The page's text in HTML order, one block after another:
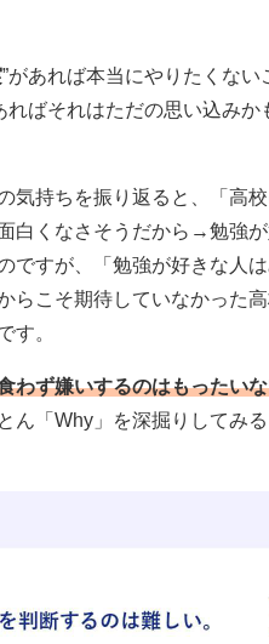
”があれば本当にやりたくない
ればそれはただの思い込みか
気持ちを振り返ると、「高
白くなさそうだから→勉強が
ですが、「勉強が好きな人
らこそ期待していなかった
す。
わず嫌いするのはもったい
ん「Why」を深掘りしてみ